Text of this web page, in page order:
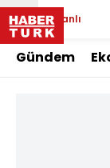
Canlı
Gündem